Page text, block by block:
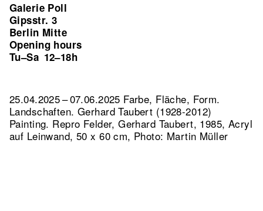
Galerie Poll
Gipsstr. 3
Berlin Mitte
Opening hours
Tu–Sa 12–18h
25.04.2025 – 07.06.2025 Farbe, Fläche, Form.
Landschaften. Gerhard Taubert (1928-2012)
Painting. Repro Felder, Gerhard Taubert, 1985, Acryl
auf Leinwand, 50 x 60 cm, Photo: Martin Müller